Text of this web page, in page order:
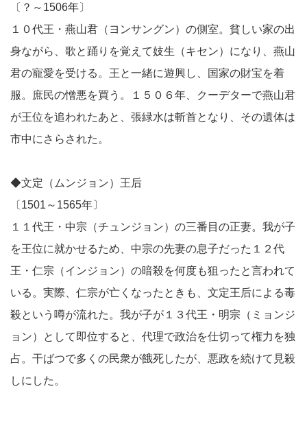
〔？～1506年〕
１０代王・燕山君（ヨンサングン）の側室。貧しい家の出
身ながら、歌と踊りを覚えて妓生（キセン）になり、燕山
君の寵愛を受ける。王と一緒に遊興し、国家の財宝を着
服。庶民の憎悪を買う。１５０６年、クーデターで燕山君
が王位を追われたあと、張緑水は斬首となり、その遺体は
市中にさらされた。
◆文定（ムンジョン）王后
〔1501～1565年〕
１１代王・中宗（チュンジョン）の三番目の正妻。我が子
を王位に就かせるため、中宗の先妻の息子だった１２代
王・仁宗（インジョン）の暗殺を何度も狙ったと言われて
いる。実際、仁宗が亡くなったときも、文定王后による毒
殺という噂が流れた。我が子が１３代王・明宗（ミョンジ
ョン）として即位すると、代理で政治を仕切って権力を独
占。干ばつで多くの民衆が餓死したが、悪政を続けて見殺
しにした。